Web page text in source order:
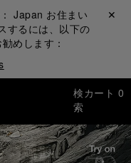
Japan お住まい
するには、以下の
めします：
閉じる ✕
検
索
カート 0